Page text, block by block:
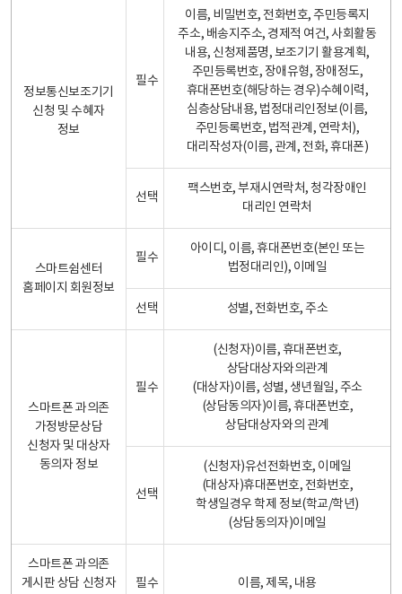
정보통신보조기기
신청 및 수혜자
정보
필수
이름, 비밀번호, 전화번호, 주민등록지
주소, 배송지주소, 경제적 여건, 사회활동
내용, 신청제품명, 보조기기 활용계획,
주민등록번호, 장애유형, 장애정도,
휴대폰번호(해당하는 경우)수혜이력,
심층상담내용, 법정대리인정보(이름,
주민등록번호, 법적관계, 연락처),
대리작성자(이름, 관계, 전화, 휴대폰)
선택
팩스번호, 부재시연락처, 청각장애인
대리인 연락처
스마트쉼센터
홈페이지 회원정보
필수
아이디, 이름, 휴대폰번호(본인 또는
법정대리인), 이메일
선택 성별, 전화번호, 주소
스마트폰 과의존
가정방문상담
신청자 및 대상자
동의자 정보
필수
(신청자)이름, 휴대폰번호,
상담대상자와의관계
(대상자)이름, 성별, 생년월일, 주소
(상담동의자)이름, 휴대폰번호,
상담대상자와의 관계
선택
(신청자)유선전화번호, 이메일
(대상자)휴대폰번호, 전화번호,
학생일경우 학제 정보(학교/학년)
(상담동의자)이메일
스마트폰 과의존
게시판 상담 신청자
필수 이름, 제목, 내용